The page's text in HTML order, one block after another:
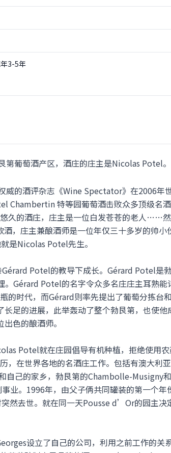
3-5年
葡萄酒产区，酒庄的庄主是Nicolas Potel。
的酒评杂志《Wine Spectator》在2006年
Chambertin 特等园葡萄酒击败众多顶级名
久的酒庄，庄主是一位白发苍苍的老人……
，庄主兼酿酒师是一位年仅三十多岁的帅小
是Nicolas Potel先生。
Potel的教导下成长。Gérard Potel
Gérard Potel的名字令众多名庄庄主耳熟能
的时代，而Gérard则率先提出了葡萄分拣台
足的进展，此举轰动了整个勃艮第，也使
色的酿酒师。
Potel就在庄园倡导有机种植，拒绝使用农
，在世界各地的名酒庄工作。包括有澳大利
自己的家乡，勃艮第的Chambolle-Musigny
业。1996年，由父子俩共同罐装的第一个
然去世。就在同一天Pousse d’Or的园主决
设立了自己的公司，利用之前工作的关